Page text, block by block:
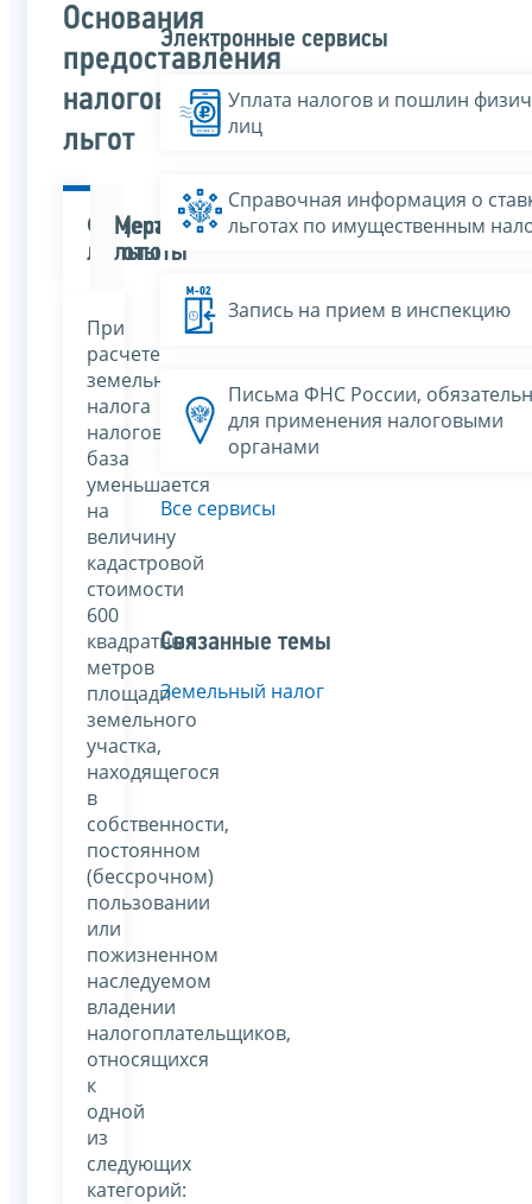
Основания
предоставления
налоговых
льгот
Федеральные
льготы
Местные
льготы
При
расчете
земельного
налога
налоговая
база
уменьшается
на
величину
кадастровой
стоимости
600
квадратных
метров
площади
земельного
участка,
находящегося
в
собственности,
постоянном
(бессрочном)
пользовании
или
пожизненном
наследуемом
владении
налогоплательщиков,
относящихся
к
одной
из
следующих
категорий:
Электронные сервисы
Уплата налогов и пошлин
лиц
Справочная информация о
льготах по имущественным
Запись на прием в инспекцию
Письма ФНС России,
для применения налоговыми
органами
Все сервисы
Связанные темы
Земельный налог